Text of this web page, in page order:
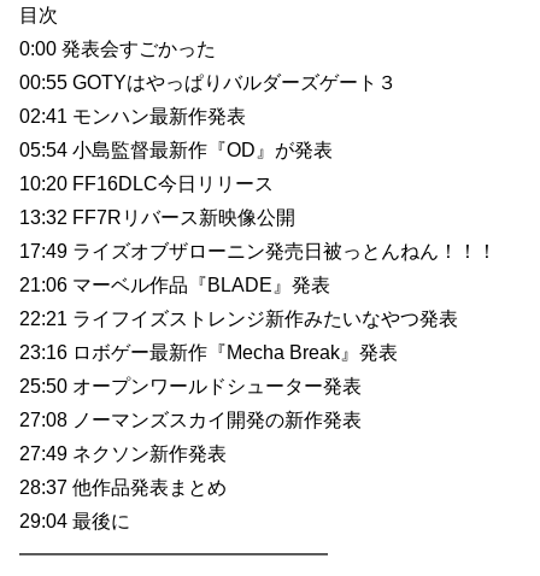
目次
0:00 発表会すごかった
00:55 GOTYはやっぱりバルダーズゲート３
02:41 モンハン最新作発表
05:54 小島監督最新作『OD』が発表
10:20 FF16DLC今日リリース
13:32 FF7Rリバース新映像公開
17:49 ライズオブザローニン発売日被っとんねん！！！
21:06 マーベル作品『BLADE』発表
22:21 ライフイズストレンジ新作みたいなやつ発表
23:16 ロボゲー最新作『Mecha Break』発表
25:50 オープンワールドシューター発表
27:08 ノーマンズスカイ開発の新作発表
27:49 ネクソン新作発表
28:37 他作品発表まとめ
29:04 最後に
━━━━━━━━━━━━━━━━